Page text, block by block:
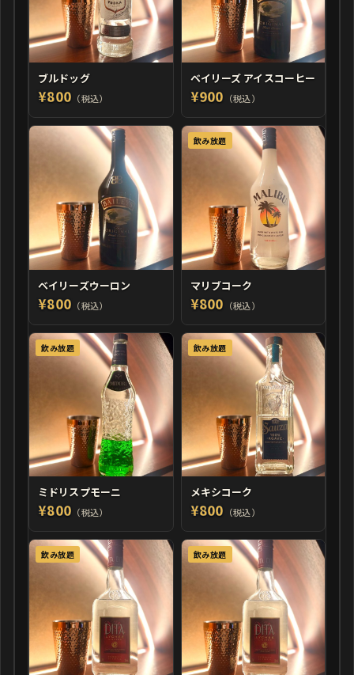
ブルドッグ
¥800 （税込）
ベイリーズ アイスコーヒー
¥900 （税込）
ベイリーズウーロン
¥800 （税込）
飲み放題
マリブコーク
¥800 （税込）
飲み放題
ミドリスプモーニ
¥800 （税込）
飲み放題
メキシコーク
¥800 （税込）
飲み放題 飲み放題